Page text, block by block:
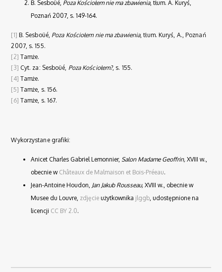
B. Sesboüé, Poza Kościołem nie ma zbawienia, tłum. A. Kuryś,
Poznań 2007, s. 149-164.
[1] B. Sesboüé, Poza Kościołem nie ma zbawienia, tłum. Kuryś, A., Poznań
2007, s. 155.
[2] Tamże.
[3] Cyt. za: Sesboüé, Poza Kościołem?, s. 155.
[4] Tamże.
[5] Tamże, s. 156.
[6] Tamże, s. 167.
Wykorzystane grafiki:
Anicet Charles Gabriel Lemonnier,Salon Madame Geoffrin,XVIII w.,
obecnie w Châteaux de Malmaison et Bois-Préeau.
Jean-Antoine Houdon, Jan Jakub Rousseau,XVIII w., obecnie w
Musee du Louvre, zdjęcieużytkownika jlggb, udostępnione na
licencji CC BY 2.0.